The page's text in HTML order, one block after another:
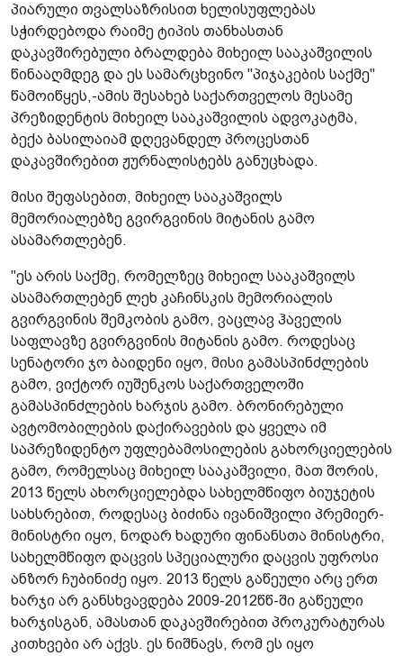
პიარული თვალსაზრისით ხელისუფლებას
სჭირდებოდა რაიმე ტიპის თანხასთან
დაკავშირებული ბრალდება მიხეილ სააკაშვილის
წინააღმდეგ და ეს სამარცხვინო "პიჯაკების საქმე"
წამოიწყეს,-ამის შესახებ საქართველოს მესამე
პრეზიდენტის მიხეილ სააკაშვილის ადვოკატმა,
ბექა ბასილაიამ დღევანდელ პროცესთან
დაკავშირებით ჟურნალისტებს განუცხადა.
მისი შეფასებით, მიხეილ სააკაშვილს
მემორიალებზე გვირგვინის მიტანის გამო
ასამართლებენ.
"ეს არის საქმე, რომელზეც მიხეილ სააკაშვილს
ასამართლებენ ლეხ კაჩინსკის მემორიალის
გვირგვინის შემკობის გამო, ვაცლავ ჰაველის
საფლავზე გვირგვინის მიტანის გამო. როდესაც
სენატორი ჯო ბაიდენი იყო, მისი გამასპინძლების
გამო, ვიქტორ იუშენკოს საქართველოში
გამასპინძლების ხარჯის გამო. ბრონირებული
ავტომობილების დაქირავების და ყველა იმ
საპრეზიდენტო უფლებამოსილების გახორციელების
გამო, რომელსაც მიხეილ სააკაშვილი, მათ შორის,
2013 წელს ახორციელებდა სახელმწიფო ბიუჯეტის
სახსრებით, როდესაც ბიძინა ივანიშვილი პრემიერ-
მინისტრი იყო, ნოდარ ხადური ფინანსთა მინისტრი,
სახელმწიფო დაცვის სპეციალური დაცვის უფროსი
ანზორ ჩუბინიძე იყო. 2013 წელს გაწეული არც ერთ
ხარჯი არ განსხვავდება 2009-2012წწ-ში გაწეული
ხარჯისგან, ამასთან დაკავშირებით პროკურატურას
კითხვები არ აქვს. ეს ნიშნავს, რომ ეს იყო